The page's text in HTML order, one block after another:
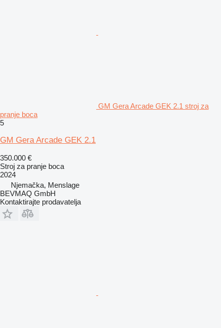
GM Gera Arcade GEK 2.1 stroj za
pranje boca
5
GM Gera Arcade GEK 2.1
350.000 €
Stroj za pranje boca
2024
Njemačka, Menslage
BEVMAQ GmbH
Kontaktirajte prodavatelja